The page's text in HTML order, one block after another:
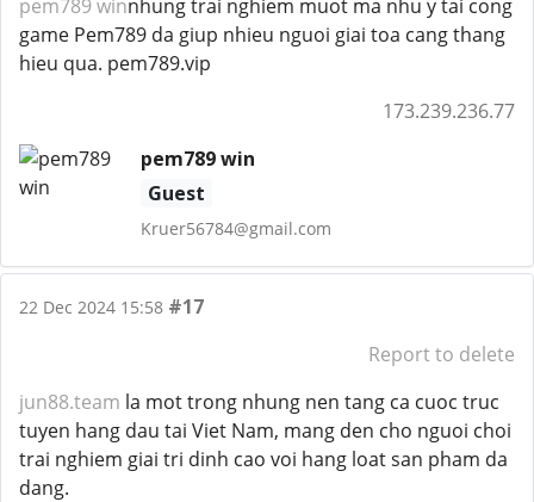
pem789 winnhung trai nghiem muot ma nhu y tai cong
game Pem789 da giup nhieu nguoi giai toa cang thang
hieu qua. pem789.vip
173.239.236.77
pem789 win
Guest
Kruer56784@gmail.com
22 Dec 2024 15:58 #17
Report to delete
jun88.team la mot trong nhung nen tang ca cuoc truc
tuyen hang dau tai Viet Nam, mang den cho nguoi choi
trai nghiem giai tri dinh cao voi hang loat san pham da
dang.